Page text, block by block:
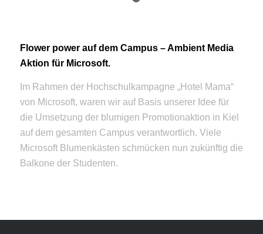
Flower power auf dem Campus – Ambient Media
Aktion für Microsoft.
Im Rahmen der Hochschulkampagne „Hotel Mama“
von Microsoft, waren wir auf Basis unserer Idee für
die Umsetzung der blumigen Promotionaktion in Kiel
auf dem gesamten Campus verantwortlich. Viele
Microsoft Blumenkästen schmücken nun zukünftig die
Balkone der Studenten.